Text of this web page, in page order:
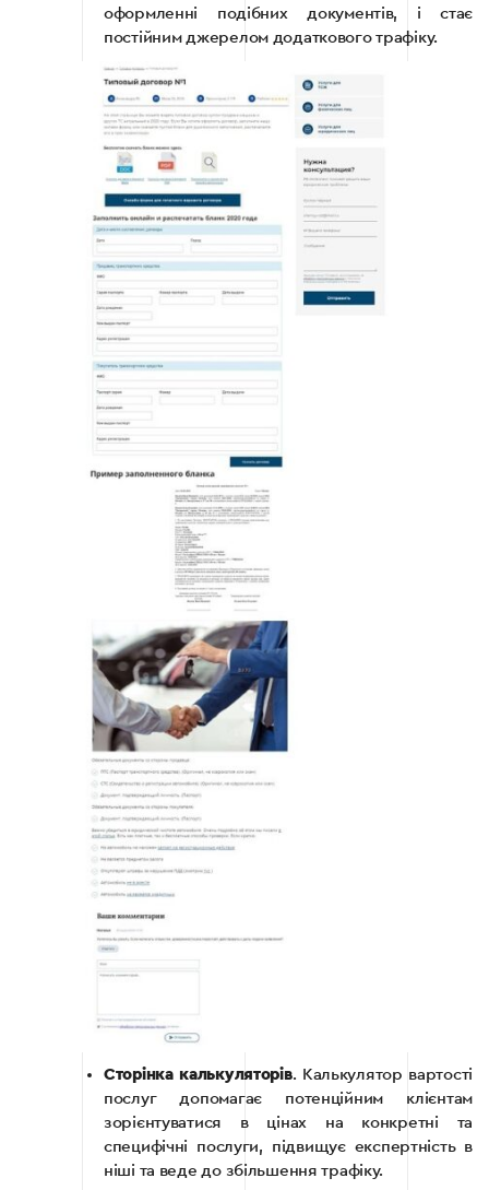
оформленні подібних документів, і стає
постійним джерелом додаткового трафіку.
Сторінка калькуляторів. Калькулятор вартості
послуг допомагає потенційним клієнтам
зорієнтуватися в цінах на конкретні та
специфічні послуги, підвищує експертність в
ніші та веде до збільшення трафіку.